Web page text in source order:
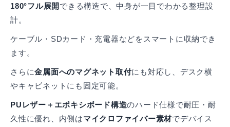
180°フル展開 できる構造で、中身が一目でわかる整理設
計。
ケーブル・SDカード・充電器などをスマートに収納でき
ます。
さらに金属面へのマグネット取付にも対応し、デスク横
やキャビネットにも固定可能。
PUレザー＋エポキシボード構造のハード仕様で耐圧・耐
久性に優れ、内側はマイクロファイバー素材でデバイス